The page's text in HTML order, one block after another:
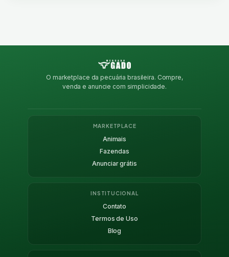
O marketplace da pecuária brasileira. Compre,
venda e anuncie com simplicidade.
MARKETPLACE
Animais
Fazendas
Anunciar grátis
INSTITUCIONAL
Contato
Termos de Uso
Blog